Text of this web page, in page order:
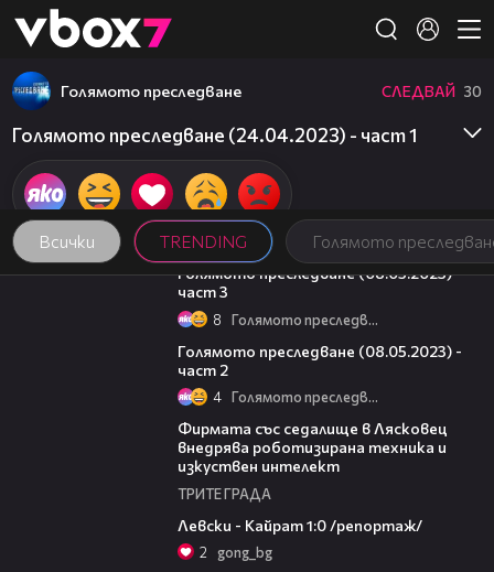
👾
Всички TRENDING Голямото
Голямото преследване СЛЕДВАЙ 30
Голямото преследване (24.04.2023) - част 1
09:13
Голямото преследване (08.05.2023) -
част 3
8 Голямото преследване
Голямото преследване (08.05.2023) -
част 2
4 Голямото преследване
Фирмата със седалище в Лясковец
внедрява роботизирана техника и
изкуствен интелект
ТРИТЕ ГРАДА
Левски - Кайрат 1:0 /репортаж/
2 gong_bg